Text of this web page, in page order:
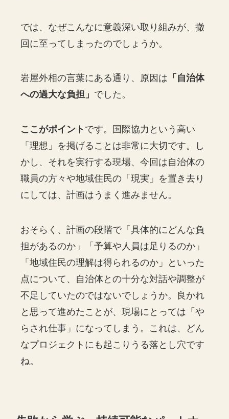
では、なぜこんなに意義深い取り組みが、撤
回に至ってしまったのでしょうか。
岩屋外相の言葉にある通り、原因は 「自治体
への過大な負担」 でした。
ここがポイント です。国際協力という高い
「理想」を掲げることは非常に大切です。し
かし、それを実行する現場、今回は自治体の
職員の方々や地域住民の「現実」を置き去り
にしては、計画はうまく進みません。
おそらく、計画の段階で「具体的にどんな負
担があるのか」「予算や人員は足りるのか」
「地域住民の理解は得られるのか」といった
点について、自治体との十分な対話や調整が
不足していたのではないでしょうか。良かれ
と思って進めたことが、現場にとっては「や
らされ仕事」になってしまう。これは、どん
なプロジェクトにも起こりうる落とし穴です
ね。